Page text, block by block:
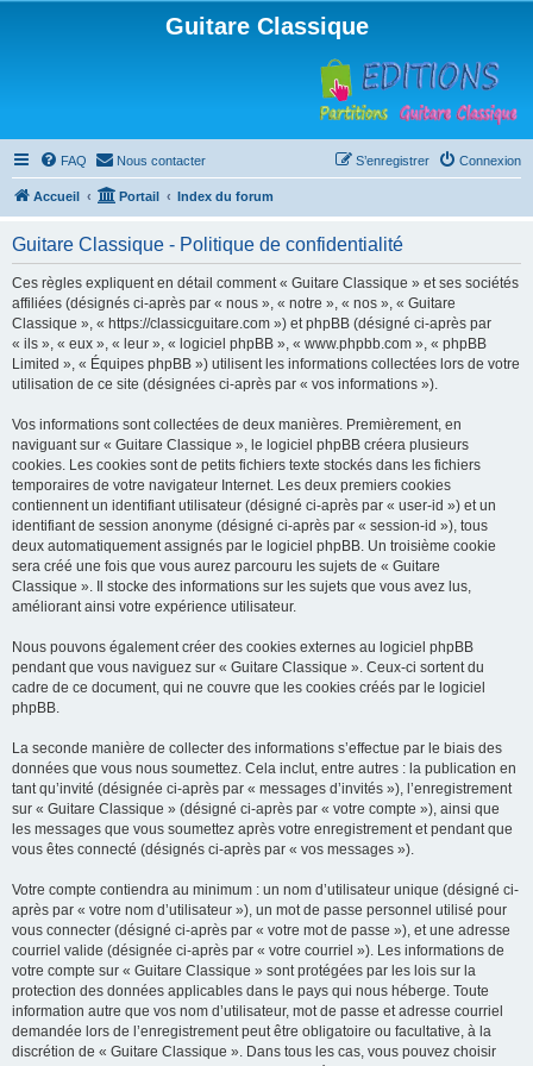
Guitare Classique
FAQ Nous contacter Connexion
S’enregistrer
Accueil Portail Index du forum
Guitare Classique - Politique de confidentialité
Ces règles expliquent en détail comment « Guitare Classique » et ses sociétés
affiliées (désignés ci-après par « nous », « notre », « nos », « Guitare
Classique », « https://classicguitare.com ») et phpBB (désigné ci-après par
« ils », « eux », « leur », « logiciel phpBB », « www.phpbb.com », « phpBB
Limited », « Équipes phpBB ») utilisent les informations collectées lors de votre
utilisation de ce site (désignées ci-après par « vos informations »).
Vos informations sont collectées de deux manières. Premièrement, en
naviguant sur « Guitare Classique », le logiciel phpBB créera plusieurs
cookies. Les cookies sont de petits fichiers texte stockés dans les fichiers
temporaires de votre navigateur Internet. Les deux premiers cookies
contiennent un identifiant utilisateur (désigné ci-après par « user-id ») et un
identifiant de session anonyme (désigné ci-après par « session-id »), tous
deux automatiquement assignés par le logiciel phpBB. Un troisième cookie
sera créé une fois que vous aurez parcouru les sujets de « Guitare
Classique ». Il stocke des informations sur les sujets que vous avez lus,
améliorant ainsi votre expérience utilisateur.
Nous pouvons également créer des cookies externes au logiciel phpBB
pendant que vous naviguez sur « Guitare Classique ». Ceux-ci sortent du
cadre de ce document, qui ne couvre que les cookies créés par le logiciel
phpBB.
La seconde manière de collecter des informations s’effectue par le biais des
données que vous nous soumettez. Cela inclut, entre autres : la publication en
tant qu’invité (désignée ci-après par « messages d’invités »), l’enregistrement
sur « Guitare Classique » (désigné ci-après par « votre compte »), ainsi que
les messages que vous soumettez après votre enregistrement et pendant que
vous êtes connecté (désignés ci-après par « vos messages »).
Votre compte contiendra au minimum : un nom d’utilisateur unique (désigné ci-
après par « votre nom d’utilisateur »), un mot de passe personnel utilisé pour
vous connecter (désigné ci-après par « votre mot de passe »), et une adresse
courriel valide (désignée ci-après par « votre courriel »). Les informations de
votre compte sur « Guitare Classique » sont protégées par les lois sur la
protection des données applicables dans le pays qui nous héberge. Toute
information autre que vos nom d’utilisateur, mot de passe et adresse courriel
demandée lors de l’enregistrement peut être obligatoire ou facultative, à la
discrétion de « Guitare Classique ». Dans tous les cas, vous pouvez choisir